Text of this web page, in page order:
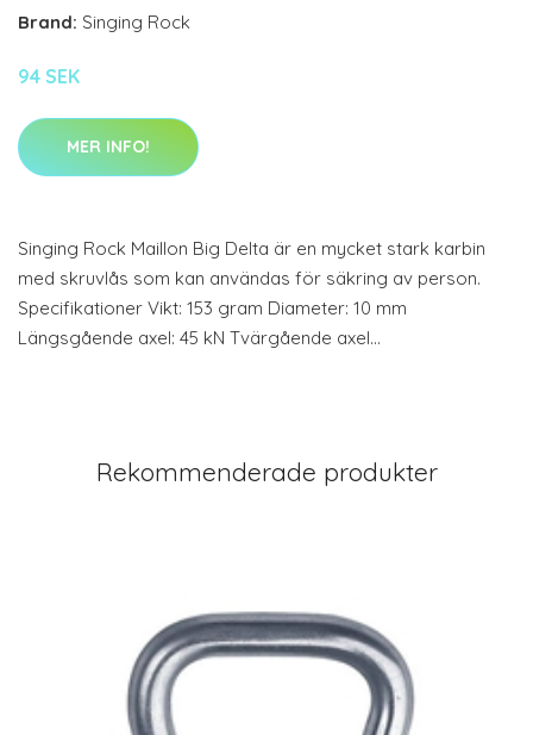
Brand: Singing Rock
94 SEK
MER INFO!
Singing Rock Maillon Big Delta är en mycket stark karbin
med skruvlås som kan användas för säkring av person.
Specifikationer Vikt: 153 gram Diameter: 10 mm
Längsgående axel: 45 kN Tvärgående axel…
Rekommenderade produkter